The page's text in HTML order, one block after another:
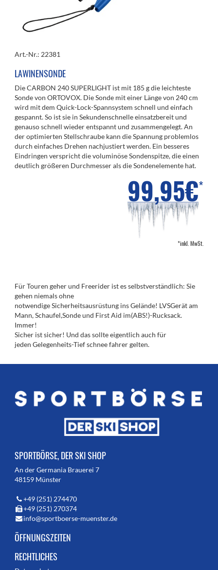
Art.-Nr.: 22381
LAWINENSONDE
Die CARBON 240 SUPERLIGHT ist mit 185 g die leichteste
Sonde von ORTOVOX. Die Sonde mit einer Länge von 240 cm
wird mit dem Quick-Lock-Spannsystem schnell und einfach
gespannt. So ist sie in Sekundenschnelle einsatzbereit und
genauso schnell wieder entspannt und zusammengelegt. An
der optimierten Stellschraube kann die Spannung problemlos
durch einfaches Drehen nachjustiert werden. Ein besseres
Eindringen verspricht die voluminöse Sondenspitze, die einen
deutlich größeren Durchmesser als die Sondenelemente hat.
99,95€*
*inkl. MwSt.
Für Touren geher und Freerider ist es selbstverständlich: Sie
gehen niemals ohne
notwendige Sicherheitsausrüstung ins Gelände! LVSGerät am
Mann, Schaufel,Sonde und First Aid im(ABS!)-Rucksack.
Immer!
Sicher ist sicher! Und das sollte eigentlich auch für
jeden Gelegenheits-Tief schnee fahrer gelten.
SPORTBÖRSE, DER SKI SHOP
An der Germania Brauerei 7
48159 Münster
+49 (251) 274470
+49 (251) 270374
info@sportboerse-muenster.de
ÖFFNUNGSZEITEN
RECHTLICHES